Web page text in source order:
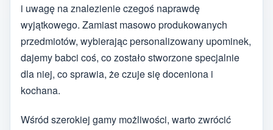
i uwagę na znalezienie czegoś naprawdę
wyjątkowego. Zamiast masowo produkowanych
przedmiotów, wybierając personalizowany upominek,
dajemy babci coś, co zostało stworzone specjalnie
dla niej, co sprawia, że czuje się doceniona i
kochana.
Wśród szerokiej gamy możliwości, warto zwrócić